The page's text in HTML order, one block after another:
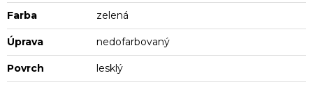
Farba zelená
Úprava nedofarbovaný
Povrch lesklý